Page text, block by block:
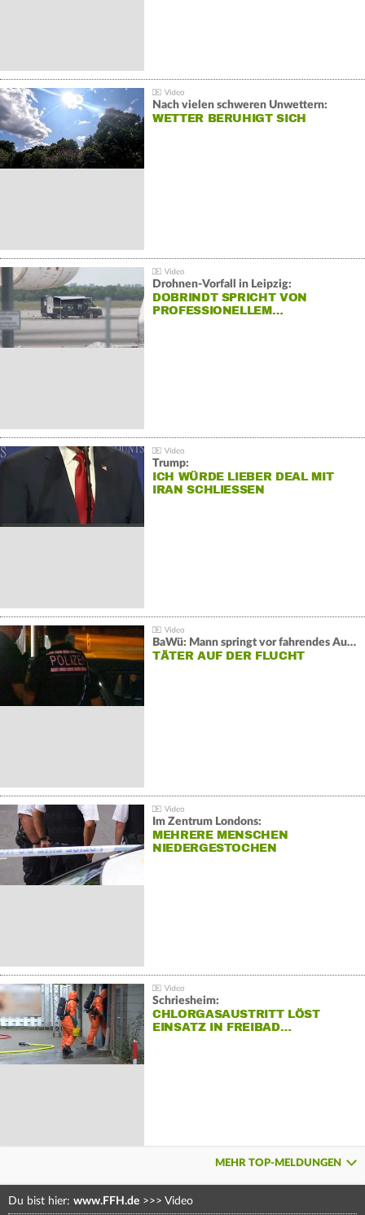
Nach vielen schweren Unwettern:
WETTER BERUHIGT SICH
Drohnen-Vorfall in Leipzig:
DOBRINDT SPRICHT VON
PROFESSIONELLEM…
Trump:
ICH WÜRDE LIEBER DEAL MIT
IRAN SCHLIESSEN
BaWü: Mann springt vor fahrendes Auto und schießt
TÄTER AUF DER FLUCHT
Im Zentrum Londons:
MEHRERE MENSCHEN
NIEDERGESTOCHEN
Schriesheim:
CHLORGASAUSTRITT LÖST
EINSATZ IN FREIBAD…
MEHR TOP-MELDUNGEN
Du bist hier: www.FFH.de >>> Video